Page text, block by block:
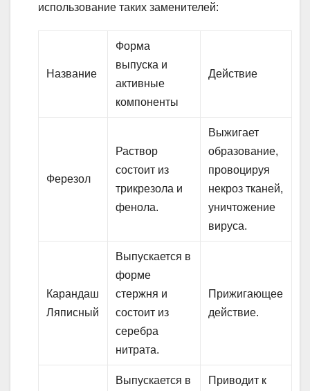
использование таких заменителей:
Название
Форма
выпуска и
активные
компоненты
Действие
Ферезол
Раствор
состоит из
трикрезола и
фенола.
Выжигает
образование,
провоцируя
некроз тканей,
уничтожение
вируса.
Карандаш
Ляписный
Выпускается в
форме
стержня и
состоит из
серебра
нитрата.
Прижигающее
действие.
Выпускается в
Приводит к